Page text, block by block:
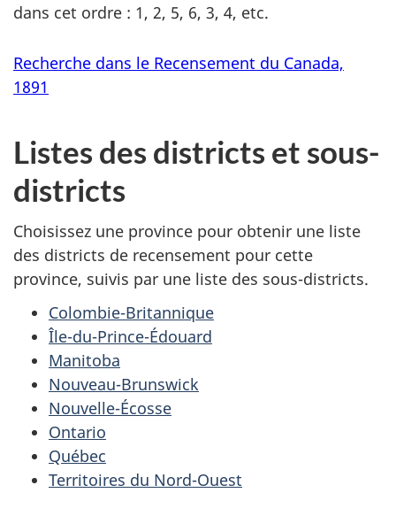
dans cet ordre : 1, 2, 5, 6, 3, 4, etc.
Recherche dans le Recensement du Canada,
1891
Listes des districts et sous-
districts
Choisissez une province pour obtenir une liste
des districts de recensement pour cette
province, suivis par une liste des sous-districts.
Colombie-Britannique
Île-du-Prince-Édouard
Manitoba
Nouveau-Brunswick
Nouvelle-Écosse
Ontario
Québec
Territoires du Nord-Ouest